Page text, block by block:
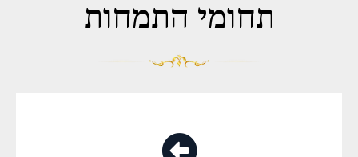
תחומי התמחות